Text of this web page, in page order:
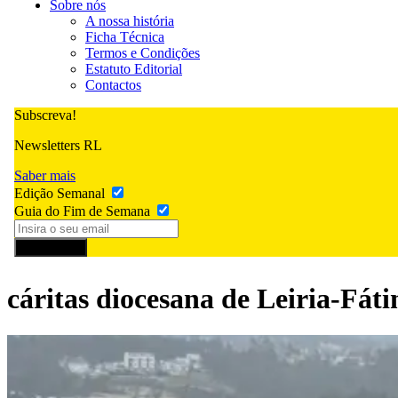
Sobre nós
A nossa história
Ficha Técnica
Termos e Condições
Estatuto Editorial
Contactos
Subscreva!
Newsletters RL
Saber mais
Edição Semanal
Guia do Fim de Semana
cáritas diocesana de Leiria-